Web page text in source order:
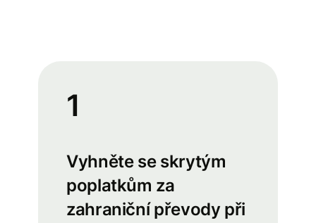
1
Vyhněte se skrytým
poplatkům za
zahraniční převody při